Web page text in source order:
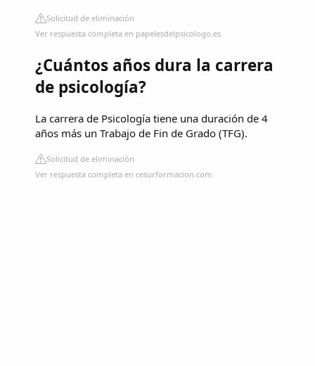
Solicitud de eliminación
Ver respuesta completa en papelesdelpsicologo.es
¿Cuántos años dura la carrera
de psicología?
La carrera de Psicología tiene una duración de 4
años más un Trabajo de Fin de Grado (TFG).
Solicitud de eliminación
Ver respuesta completa en cesurformacion.com